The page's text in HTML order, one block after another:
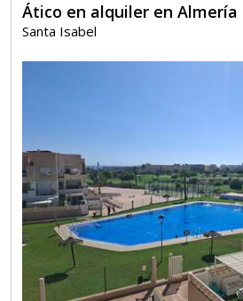
Ático en alquiler en Almería
Santa Isabel